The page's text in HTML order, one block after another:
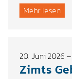
Mehr lesen
20. Juni 2026 –
Zimts